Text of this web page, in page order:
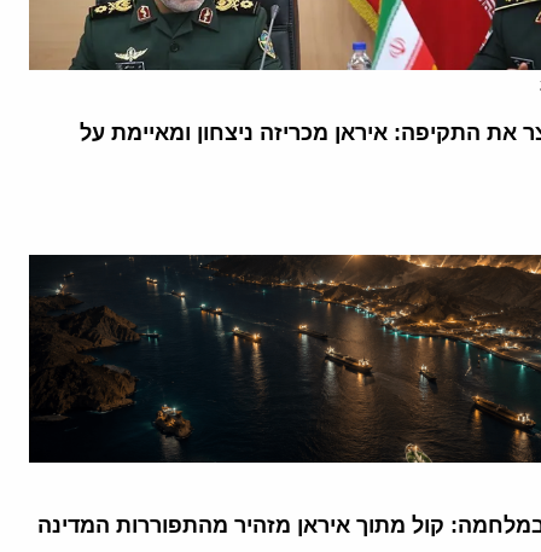
את התקיפה: איראן מכריזה ניצחון ומאיימת על
קול מתוך איראן מזהיר מהתפוררות המדינה